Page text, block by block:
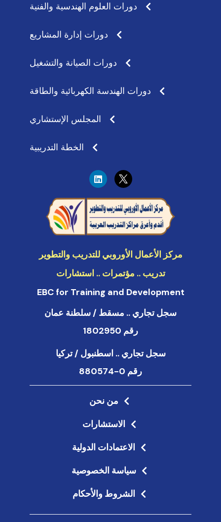
دورات العلوم الهندسية والفنية
دورات إدارة المشاريع
دورات الصيانة والتشغيل
دورات الهندسة الكهربائية والطاقة
المجلس الإستشاري
الخطة التدريبية
L
i
n
k
e
d
i
n
مركز الأعمال الأوروبي للتدريب والتطوير
تدريب .. مؤتمرات .. استشارات
EBC for Training and Development
سجل تجاري .. مسقط / سلطنة عمان
رقم 1802950
سجل تجاري .. اسطنبول / تركيا
رقم 0-880574
من نحن
الاستشارات
الاعتمادات الدولية
سياسة الخصوصية
الشروط والأحكام